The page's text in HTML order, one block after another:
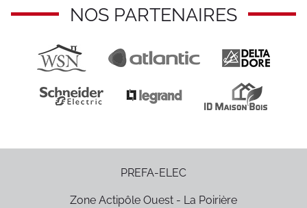
NOS PARTENAIRES
PREFA-ELEC
Zone Actipôle Ouest - La Poirière